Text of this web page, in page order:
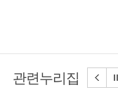
관련누리집